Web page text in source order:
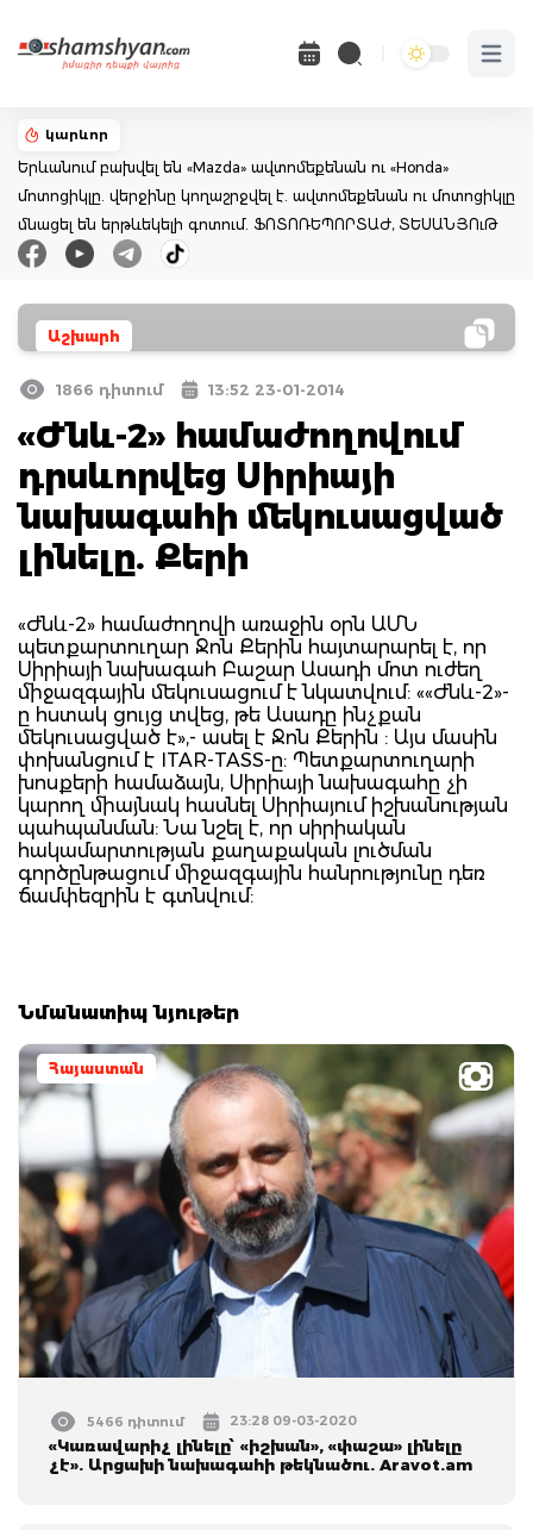
Open
կարևոր
Երևանում բախվել են «Mazda» ավտոմեքենան ու «Honda»
մոտոցիկլը. վերջինը կողաշրջվել է. ավտոմեքենան ու մոտոցիկլը
մնացել են երթևեկելի գոտում. ՖՈՏՈՌԵՊՈՐՏԱԺ, ՏԵՍԱՆՅՈւԹ
Աշխարհ
1866 դիտում 13:52 23-01-2014
«Ժնև-2» համաժողովում
դրսևորվեց Սիրիայի
նախագահի մեկուսացված
լինելը. Քերի
«Ժնև-2» համաժողովի առաջին օրն ԱՄՆ
պետքարտուղար Ջոն Քերին հայտարարել է, որ
Սիրիայի նախագահ Բաշար Ասադի մոտ ուժեղ
միջազգային մեկուսացում է նկատվում: ««Ժնև-2»-
ը հստակ ցույց տվեց, թե Ասադը ինչքան
մեկուսացված է»,- ասել է Ջոն Քերին : Այս մասին
փոխանցում է ITAR-TASS-ը: Պետքարտուղարի
խոսքերի համաձայն, Սիրիայի նախագահը չի
կարող միայնակ հասնել Սիրիայում իշխանության
պահպանման: Նա նշել է, որ սիրիական
հակամարտության քաղաքական լուծման
գործընթացում միջազգային հանրությունը դեռ
ճամփեզրին է գտնվում:
Նմանատիպ նյութեր
Հայաստան
5466 դիտում 23:28 09-03-2020
«Կառավարիչ լինելը՝ «իշխան», «փաշա» լինելը
չէ». Արցախի նախագահի թեկնածու. Aravot.am